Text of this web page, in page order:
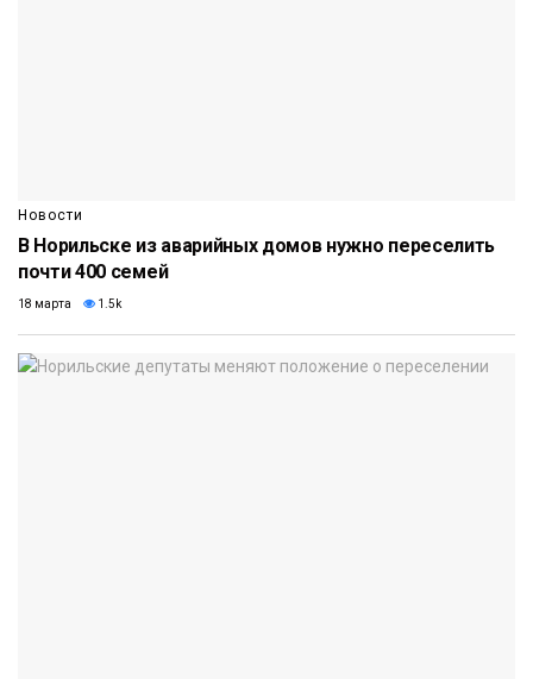
Новости
В Норильске из аварийных домов нужно переселить
почти 400 семей
18 марта 1.5k